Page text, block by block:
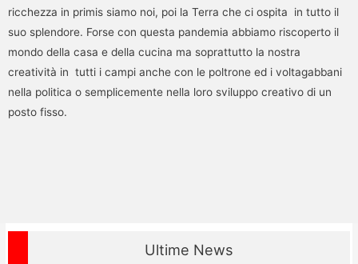
ricchezza in primis siamo noi, poi la Terra che ci ospita in tutto il
suo splendore. Forse con questa pandemia abbiamo riscoperto il
mondo della casa e della cucina ma soprattutto la nostra
creatività in tutti i campi anche con le poltrone ed i voltagabbani
nella politica o semplicemente nella loro sviluppo creativo di un
posto fisso.
Ultime News